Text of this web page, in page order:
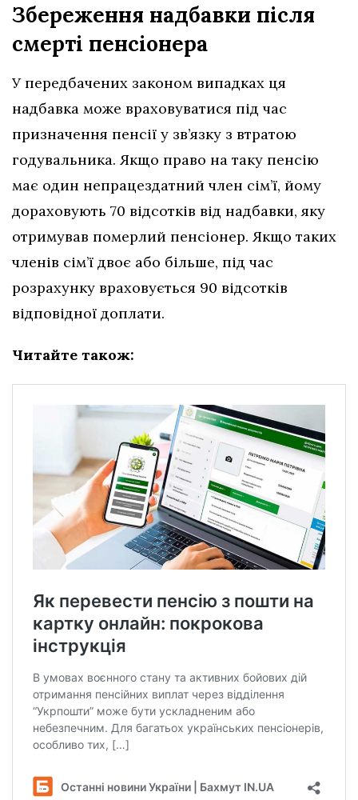
Збереження надбавки після
смерті пенсіонера
У передбачених законом випадках ця
надбавка може враховуватися під час
призначення пенсії у зв’язку з втратою
годувальника. Якщо право на таку пенсію
має один непрацездатний член сім’ї, йому
дораховують 70 відсотків від надбавки, яку
отримував померлий пенсіонер. Якщо таких
членів сім’ї двоє або більше, під час
розрахунку враховується 90 відсотків
відповідної доплати.
Читайте також: